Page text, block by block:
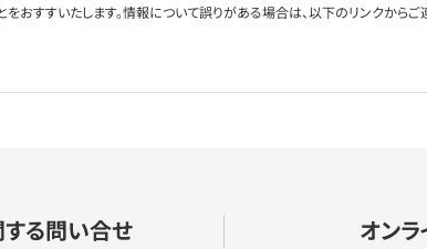
をおすすいたします。情報について誤りがある場合は、以下のリンクから
る問い合せ オン